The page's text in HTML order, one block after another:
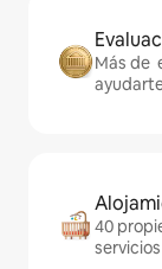
Más de
40